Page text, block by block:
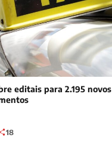
editais para 2.195 novos
18